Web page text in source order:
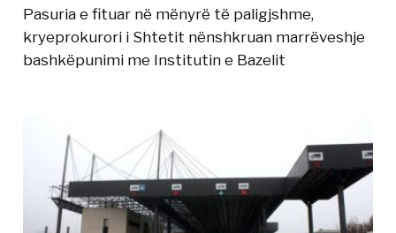
Pasuria e fituar në mënyrë të paligjshme,
kryeprokurori i Shtetit nënshkruan marrëveshje
bashkëpunimi me Institutin e Bazelit